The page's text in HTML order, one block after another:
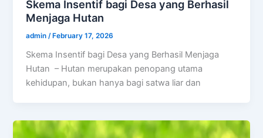
Skema Insentif bagi Desa yang Berhasil
Menjaga Hutan
admin /February 17, 2026
Skema Insentif bagi Desa yang Berhasil Menjaga
Hutan – Hutan merupakan penopang utama
kehidupan, bukan hanya bagi satwa liar dan